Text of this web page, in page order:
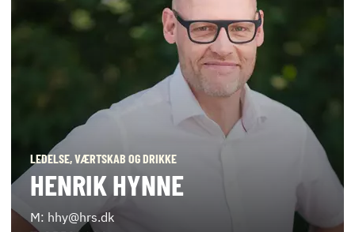
LEDELSE, VÆRTSKAB OG DRIKKE
HENRIK HYNNE
M: hhy@hrs.dk